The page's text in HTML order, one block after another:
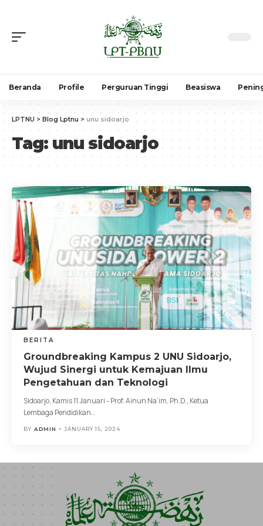
Beranda Profile Perguruan Tinggi Beasiswa
LPTNU > Blog Lptnu > unu sidoarjo
Tag: unu sidoarjo
BERITA
Groundbreaking Kampus 2 UNU Sidoarjo,
Wujud Sinergi untuk Kemajuan Ilmu
Pengetahuan dan Teknologi
Sidoarjo, Kamis 11 Januari - Prof. Ainun Na’im, Ph.D., Ketua
Lembaga Pendidikan…
BY ADMIN JANUARY 15, 2024